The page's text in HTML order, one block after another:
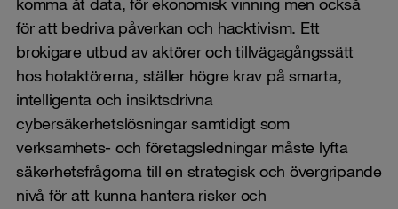
för att bedriva påverkan och hacktivism. Ett
brokigare utbud av aktörer och tillvägagångssätt
hos hotaktörerna, ställer högre krav på smarta,
intelligenta och insiktsdrivna
cybersäkerhetslösningar samtidigt som
verksamhets- och företagsledningar måste lyfta
säkerhetsfrågorna till en strategisk och övergripande
nivå för att kunna hantera risker och